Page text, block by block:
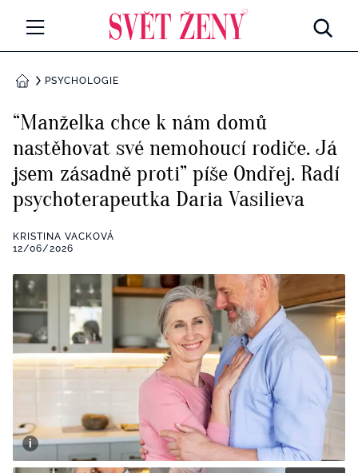
Všechny kategorie
Rozhovory
RETROHUBKY
PSYCHOLOGIE
Seberozvoj
ZDRAVÍ
Životní styl
ZÁBAVA
Všechny kategorie
Testy a kvízy
BYDLENÍ
Všechny kategorie
Rady a tipy
BurdaMedia
Extra
SVĚT ŽENY - 599 KČ
ROČNÍ PŘEDPLATNÉ SVĚT ŽENY +
SADA PRODUKTŮ MANA (10 ks)
DOMŮPSYCHOLOGIE
“Manželka chce k nám domů
nastěhovat své nemohoucí rodiče. Já
jsem zásadně proti” píše Ondřej. Radí
psychoterapeutka Daria Vasilieva
KRISTINA VACKOVÁ
12/06/2026